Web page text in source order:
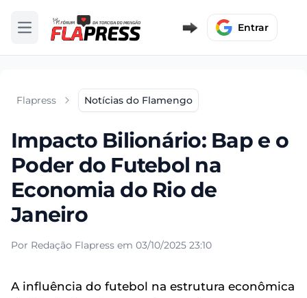
Abrir menu Entrar
Flapress Notícias do Flamengo
Impacto Bilionário: Bap e o
Poder do Futebol na
Economia do Rio de
Janeiro
Por Redação Flapress em 03/10/2025 23:10
A influência do futebol na estrutura econômica